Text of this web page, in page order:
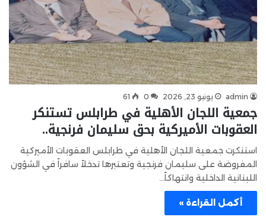
admin يونيو 23, 2026 0
61
جمعية اللجان الأهلية في طرابلس تستنكر
العقوبات الأميركية بحق سليمان فرنجية..
استنكرت جمعية اللجان الأهلية في طرابلس العقوبات الأميركية
المفروضة على سليمان فرنجية وتعتبرها تدخلاً سافراً في الشؤون
اللبنانية الداخلية وانتهاكاً…
أكمل القراءة »